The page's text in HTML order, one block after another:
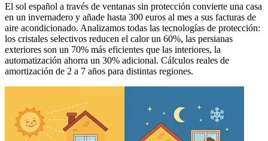
El sol español a través de ventanas sin protección convierte una casa
en un invernadero y añade hasta 300 euros al mes a sus facturas de
aire acondicionado. Analizamos todas las tecnologías de protección:
los cristales selectivos reducen el calor un 60%, las persianas
exteriores son un 70% más eficientes que las interiores, la
automatización ahorra un 30% adicional. Cálculos reales de
amortización de 2 a 7 años para distintas regiones.